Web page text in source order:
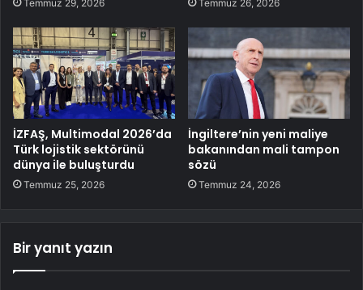
Temmuz 29, 2026 Temmuz 26, 2026
İZFAŞ, Multimodal 2026’da
Türk lojistik sektörünü
dünya ile buluşturdu
Temmuz 25, 2026
İngiltere’nin yeni maliye
bakanından mali tampon
sözü
Temmuz 24, 2026
Bir yanıt yazın